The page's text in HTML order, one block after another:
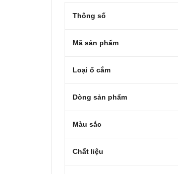
Thông số
Mã sản phẩm
Loại ổ cắm
Dòng sản phẩm
Màu sắc
Chất liệu